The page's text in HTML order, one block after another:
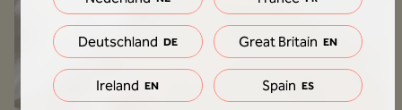
Deutschland DE Great Britain EN
Ireland EN Spain ES